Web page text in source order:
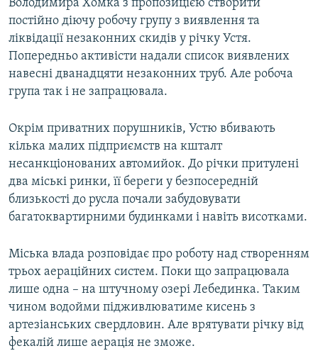
Володимира Хомка з пропозицією створити
постійно діючу робочу групу з виявлення та
ліквідації незаконних скидів у річку Устя.
Попередньо активісти надали список виявлених
навесні дванадцяти незаконних труб. Але робоча
група так і не запрацювала.
Окрім приватних порушників, Устю вбивають
кілька малих підприємств на кшталт
несанкціонованих автомийок. До річки притулені
два міські ринки, її береги у безпосередній
близькості до русла почали забудовувати
багатоквартирними будинками і навіть висотками.
Міська влада розповідає про роботу над створенням
трьох аераційних систем. Поки що запрацювала
лише одна – на штучному озері Лебединка. Таким
чином водойми підживлюватиме кисень з
артезіанських свердловин. Але врятувати річку від
фекалій лише аерація не зможе.